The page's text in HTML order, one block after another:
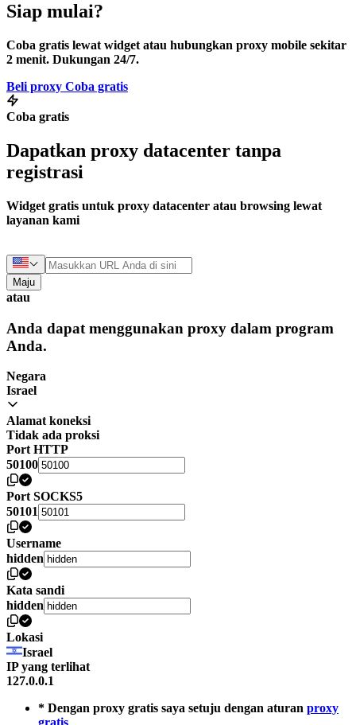
Siap mulai?
Coba gratis lewat widget atau hubungkan proxy mobile sekitar
2 menit. Dukungan 24/7.
Beli proxy Coba gratis
Coba gratis
Dapatkan proxy datacenter tanpa
registrasi
Widget gratis untuk proxy datacenter atau browsing lewat
layanan kami
Maju
atau
Anda dapat menggunakan proxy dalam program
Anda.
Negara
Israel
Alamat koneksi
Tidak ada proksi
Port HTTP
50100
Port SOCKS5
50101
Username
hidden
Kata sandi
hidden
Lokasi
Israel
IP yang terlihat
127.0.0.1
* Dengan proxy gratis saya setuju dengan aturan proxy